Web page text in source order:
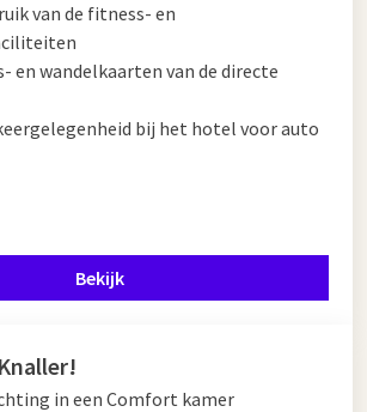
van de fitness- en
en wandelkaarten van de directe
bij het hotel voor auto
Bekijk
in een Comfort kamer